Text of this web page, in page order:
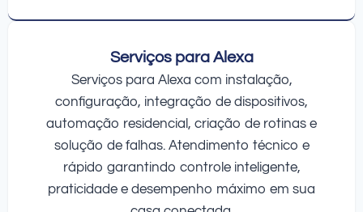
Serviços para Alexa
Serviços para Alexa com instalação,
configuração, integração de dispositivos,
automação residencial, criação de rotinas e
solução de falhas. Atendimento técnico e
rápido garantindo controle inteligente,
praticidade e desempenho máximo em sua